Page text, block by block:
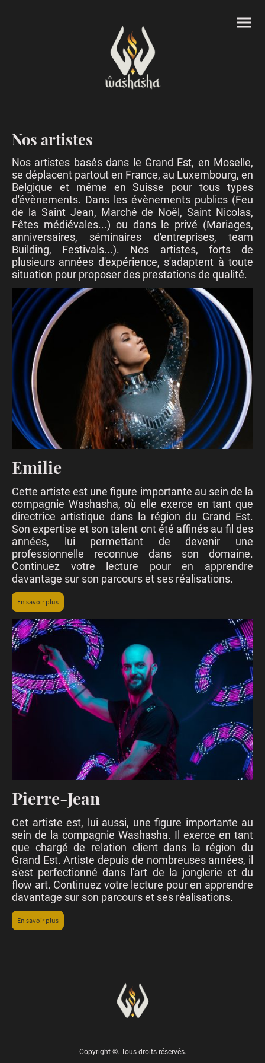
Nos artistes
Nos artistes basés dans le Grand Est, en Moselle,
se déplacent partout en France, au Luxembourg, en
Belgique et même en Suisse pour tous types
d'évènements. Dans les évènements publics (Feu
de la Saint Jean, Marché de Noël, Saint Nicolas,
Fêtes médiévales...) ou dans le privé (Mariages,
anniversaires, séminaires d'entreprises, team
Building, Festivals...). Nos artistes, forts de
plusieurs années d'expérience, s'adaptent à toute
situation pour proposer des prestations de qualité.
Emilie
Cette artiste est une figure importante au sein de la
compagnie Washasha, où elle exerce en tant que
directrice artistique dans la région du Grand Est.
Son expertise et son talent ont été affinés au fil des
années, lui permettant de devenir une
professionnelle reconnue dans son domaine.
Continuez votre lecture pour en apprendre
davantage sur son parcours et ses réalisations.
En savoir plus
Pierre-Jean
Cet artiste est, lui aussi, une figure importante au
sein de la compagnie Washasha. Il exerce en tant
que chargé de relation client dans la région du
Grand Est. Artiste depuis de nombreuses années, il
s'est perfectionné dans l'art de la jonglerie et du
flow art. Continuez votre lecture pour en apprendre
davantage sur son parcours et ses réalisations.
En savoir plus
Copyright ©. Tous droits réservés.